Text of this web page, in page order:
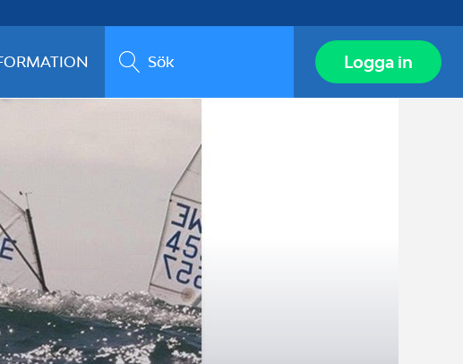
Sök Logga in